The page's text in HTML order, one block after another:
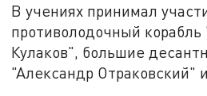
В учениях принимал
противолодочный
Кулаков", большие
"Александр Отраковский"